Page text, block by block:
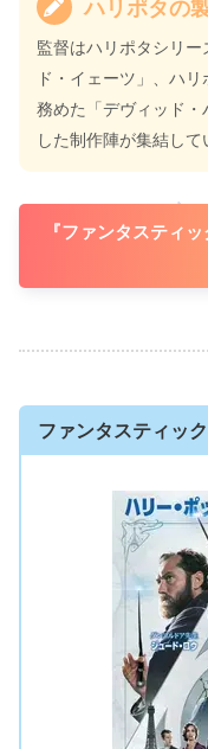
ハリポタの
監督はハリポタシリ
ド・イェーツ」、ハ
務めた「デヴィッド
した制作陣が集結して
『ファンタスティ
ファンタスティッ